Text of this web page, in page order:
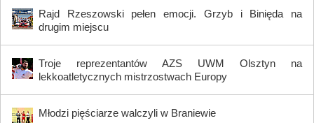
Rajd Rzeszowski pełen emocji. Grzyb i Binięda na
drugim miejscu
Troje reprezentantów AZS UWM Olsztyn na
lekkoatletycznych mistrzostwach Europy
Młodzi pięściarze walczyli w Braniewie